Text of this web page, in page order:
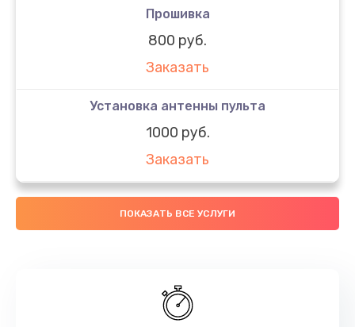
Прошивка
800 руб.
Заказать
Установка антенны пульта
1000 руб.
Заказать
ПОКАЗАТЬ ВСЕ УСЛУГИ